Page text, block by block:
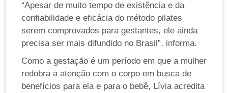
“Apesar de muito tempo de existência e da
confiabilidade e eficácia do método pilates
serem comprovados para gestantes, ele ainda
precisa ser mais difundido no Brasil”, informa.
Como a gestação é um período em que a mulher
redobra a atenção com o corpo em busca de
benefícios para ela e para o bebê, Lívia acredita